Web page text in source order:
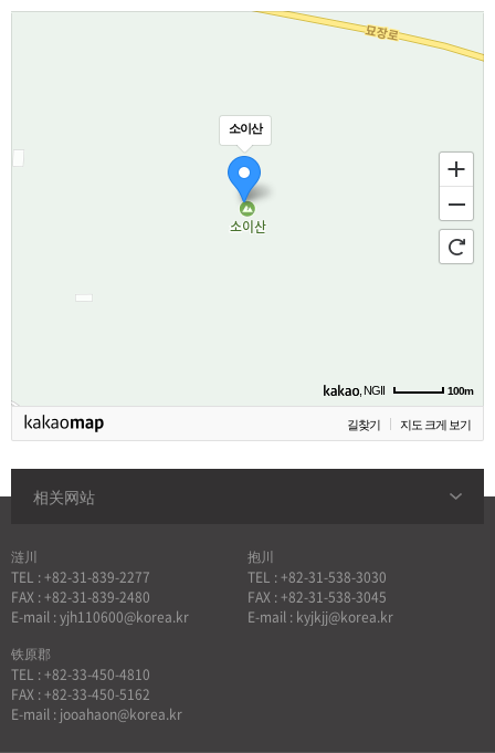
소이산
100m
, NGII
길찾기 지도 크게 보기
涟川
TEL : +82-31-839-2277
FAX : +82-31-839-2480
E-mail : yjh110600@korea.kr
抱川
TEL : +82-31-538-3030
FAX : +82-31-538-3045
E-mail : kyjkjj@korea.kr
铁原郡
TEL : +82-33-450-4810
FAX : +82-33-450-5162
E-mail : jooahaon@korea.kr
相关网站